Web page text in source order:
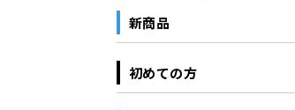
新商品
初めての方